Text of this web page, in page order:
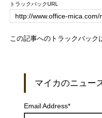
トラックバックURL
この記事へのトラックバック
マイカのニュー
Email Address*